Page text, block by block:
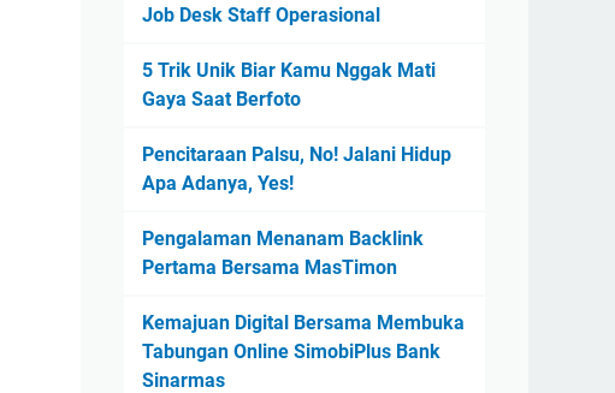
Job Desk Staff Operasional
5 Trik Unik Biar Kamu Nggak Mati
Gaya Saat Berfoto
Pencitaraan Palsu, No! Jalani Hidup
Apa Adanya, Yes!
Pengalaman Menanam Backlink
Pertama Bersama MasTimon
Kemajuan Digital Bersama Membuka
Tabungan Online SimobiPlus Bank
Sinarmas